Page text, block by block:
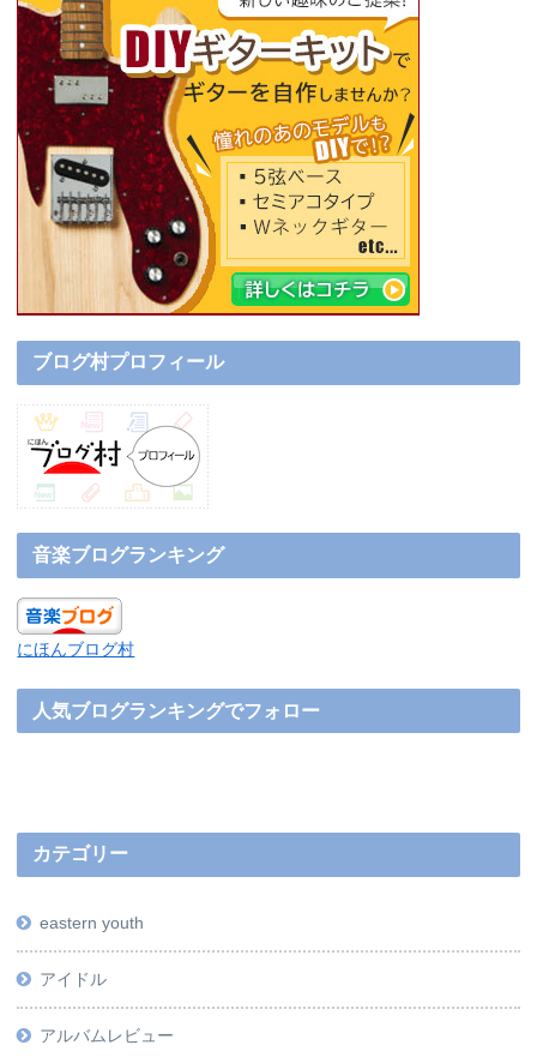
ブログ村プロフィール
音楽ブログランキング
にほんブログ村
人気ブログランキングでフォロー
カテゴリー
eastern youth
アイドル
アルバムレビュー